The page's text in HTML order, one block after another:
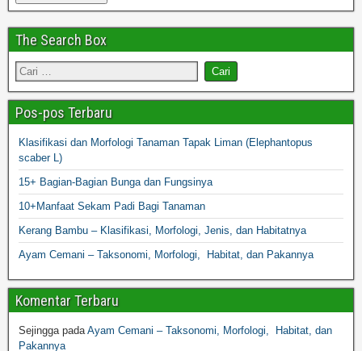
The Search Box
Pos-pos Terbaru
Klasifikasi dan Morfologi Tanaman Tapak Liman (Elephantopus
scaber L)
15+ Bagian-Bagian Bunga dan Fungsinya
10+Manfaat Sekam Padi Bagi Tanaman
Kerang Bambu – Klasifikasi, Morfologi, Jenis, dan Habitatnya
Ayam Cemani – Taksonomi, Morfologi, Habitat, dan Pakannya
Komentar Terbaru
Sejingga pada Ayam Cemani – Taksonomi, Morfologi, Habitat, dan
Pakannya